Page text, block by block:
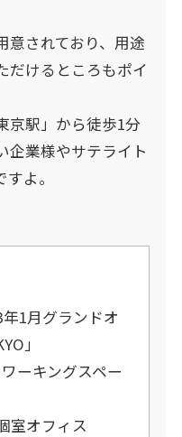
意されており、用途
だけるところもポイ
京駅」から徒歩1分
企業様やサテライト
よ。
1月グランドオ
」
ーキングスペー
室オフィス